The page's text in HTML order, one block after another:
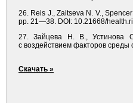
26. Reis J., Zaitseva N. V.,
pp. 21—38. DOI: 10.21668/
27. Зайцева Н. В., Устинова
с воздействием факторов
Скачать »